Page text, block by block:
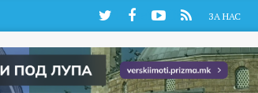
TwitterFacebookYouTube
RSS ЗА НАС